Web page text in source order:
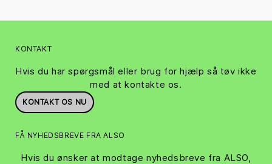
KONTAKT
Hvis du har spørgsmål eller brug for hjælp så tøv ikke
med at kontakte os.
KONTAKT OS NU
FÅ NYHEDSBREVE FRA ALSO
Hvis du ønsker at modtage nyhedsbreve fra ALSO,